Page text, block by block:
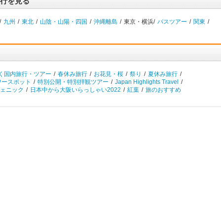
/ 九州 / 東北 / 山陰・山陽・四国 / 沖縄離島 / 東京・横浜/ バスツアー / 関東 /
国内旅行・ツアー / 春休み旅行 / お花見・桜 / 祭り / 夏休み旅行 /
スポット / 特別公開・特別拝観ツアー / Japan Highlights Travel
/
ニック / 日本中から大阪いらっしゃい2022 / 紅葉 / 旅のおすすめ